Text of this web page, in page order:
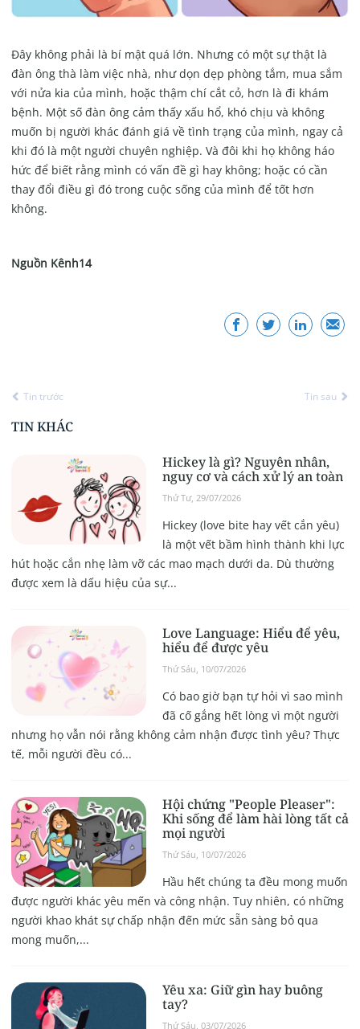
Đây không phải là bí mật quá lớn. Nhưng có một sự thật là
đàn ông thà làm việc nhà, như dọn dẹp phòng tắm, mua sắm
với nửa kia của mình, hoặc thậm chí cắt cỏ, hơn là đi khám
bệnh. Một số đàn ông cảm thấy xấu hổ, khó chịu và không
muốn bị người khác đánh giá về tình trạng của mình, ngay cả
khi đó là một người chuyên nghiệp. Và đôi khi họ không háo
hức để biết rằng mình có vấn đề gì hay không; hoặc có cần
thay đổi điều gì đó trong cuộc sống của mình để tốt hơn
không.
Nguồn Kênh14
Tin trước Tin sau
TIN KHÁC
Hickey là gì? Nguyên nhân,
nguy cơ và cách xử lý an toàn
Thứ Tư, 29/07/2026
Hickey (love bite hay vết cắn yêu)
là một vết bầm hình thành khi lực
hút hoặc cắn nhẹ làm vỡ các mao mạch dưới da. Dù thường
được xem là dấu hiệu của sự...
Love Language: Hiểu để yêu,
hiểu để được yêu
Thứ Sáu, 10/07/2026
Có bao giờ bạn tự hỏi vì sao mình
đã cố gắng hết lòng vì một người
nhưng họ vẫn nói rằng không cảm nhận được tình yêu? Thực
tế, mỗi người đều có...
Hội chứng "People Pleaser":
Khi sống để làm hài lòng tất cả
mọi người
Thứ Sáu, 10/07/2026
Hầu hết chúng ta đều mong muốn
được người khác yêu mến và công nhận. Tuy nhiên, có những
người khao khát sự chấp nhận đến mức sẵn sàng bỏ qua
mong muốn,...
Yêu xa: Giữ gìn hay buông
tay?
Thứ Sáu, 03/07/2026